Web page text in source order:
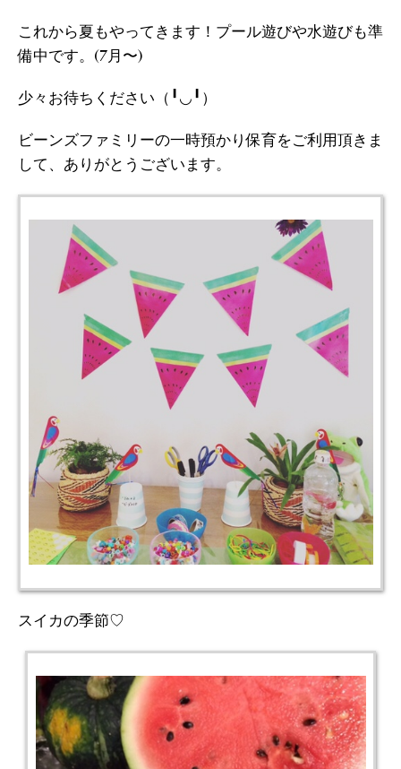
これから夏もやってきます！プール遊びや水遊びも準
備中です。(7月〜)
少々お待ちください（╹◡╹）
ビーンズファミリーの一時預かり保育をご利用頂きま
して、ありがとうございます。
スイカの季節♡